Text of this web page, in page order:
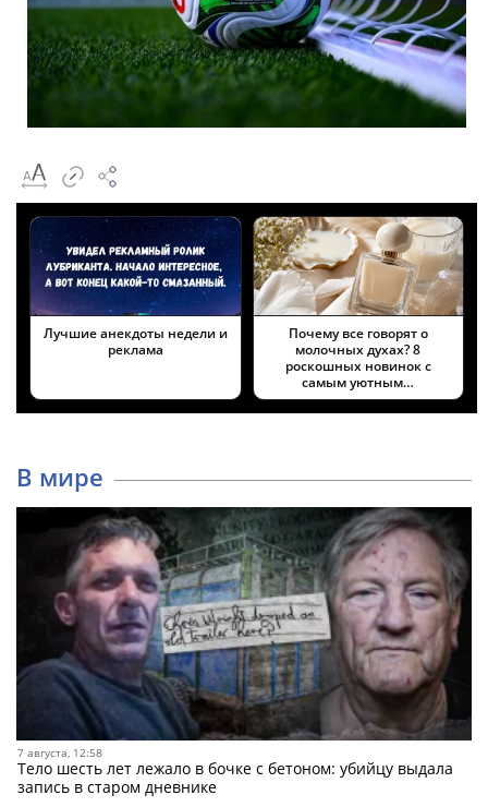
Лучшие анекдоты недели и
реклама
Почему все говорят о
молочных духах? 8
роскошных новинок с
самым уютным…
В мире
7 августа, 12:58
Тело шесть лет лежало в бочке с бетоном: убийцу выдала
запись в старом дневнике